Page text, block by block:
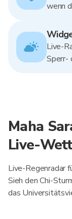
wenn
Live-
Sperr-
Maha
Live-
Live-Regenradar
Sieh den Chi-
das